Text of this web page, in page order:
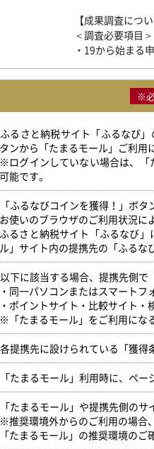
【成果調査につい
＜調査必要項目＞
・19から始まる
※
るさと納税サイト「ふるなび
タンから「たまるモール」ご利用
※ログインしていない場合は、「
可能です。
ふるなびコインを獲得！」ボタ
お使いのブラウザのご利用状況に
ふるさと納税サイト「ふるなび
ル」サイト内の提携先の「ふるな
下に該当する場合、提携先側で
・同一パソコンまたはスマート
・ポイントサイト・比較サイト
※「たまるモール」をご利用にな
提携先に設けられている「獲得
たまるモール」利用時に、ペー
たまるモール」や提携先側のサ
※推奨環境外からのご利用の場合
「たまるモール」の推奨環境のご